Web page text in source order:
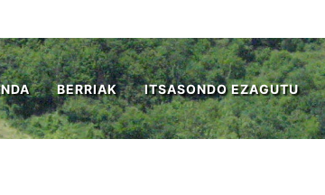
BERRIAK ITSASONDO EZAGUTU